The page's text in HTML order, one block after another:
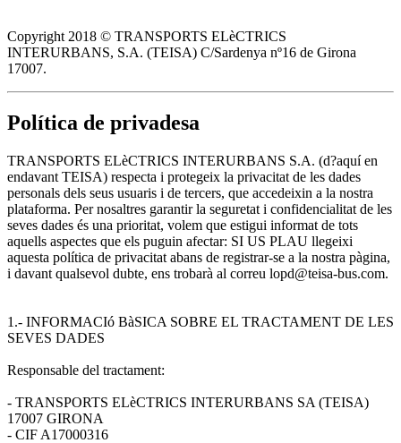
Copyright 2018 © TRANSPORTS ELèCTRICS
INTERURBANS, S.A. (TEISA) C/Sardenya nº16 de Girona
17007.
Política de privadesa
TRANSPORTS ELèCTRICS INTERURBANS S.A. (d?aquí en
endavant TEISA) respecta i protegeix la privacitat de les dades
personals dels seus usuaris i de tercers, que accedeixin a la nostra
plataforma. Per nosaltres garantir la seguretat i confidencialitat de les
seves dades és una prioritat, volem que estigui informat de tots
aquells aspectes que els puguin afectar: SI US PLAU llegeixi
aquesta política de privacitat abans de registrar-se a la nostra pàgina,
i davant qualsevol dubte, ens trobarà al correu lopd@teisa-bus.com.
1.- INFORMACIó BàSICA SOBRE EL TRACTAMENT DE LES
SEVES DADES
Responsable del tractament:
- TRANSPORTS ELèCTRICS INTERURBANS SA (TEISA)
17007 GIRONA
- CIF A17000316